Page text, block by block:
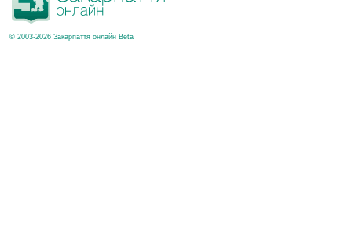
© 2003-2026 Закарпаття онлайн Beta